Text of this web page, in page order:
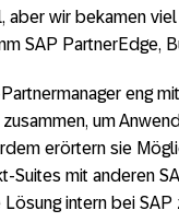
aber wir bekamen
SAP PartnerEdge,
eng
zusammen, um
erörtern sie
Suites mit anderen
intern bei SAP